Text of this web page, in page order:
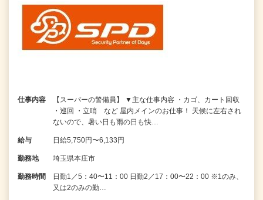
仕事内容
【スーパーの警備員】 ▼主な仕事内容 ・カゴ、カート回収
・巡回 ・立哨 など 屋内メインのお仕事！ 天候に左右され
ないので、暑い日も雨の日も快…
給与 日給5,750円〜6,133円
勤務地 埼玉県本庄市
勤務時間
日勤1／5：40〜11：00 日勤2／17：00〜22：00 ※1のみ、
又は2のみの勤…